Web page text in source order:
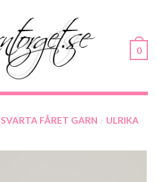
0
SVARTA FÅRET GARN / ULRIKA